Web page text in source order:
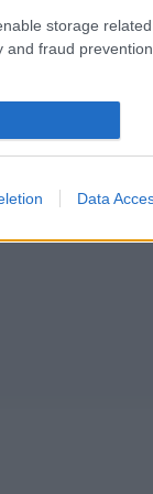
storage
fraud
Data